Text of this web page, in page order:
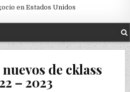
en Estados Unidos
de cklass
– 2023